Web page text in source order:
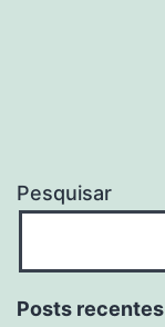
Pesquisar
Posts recentes